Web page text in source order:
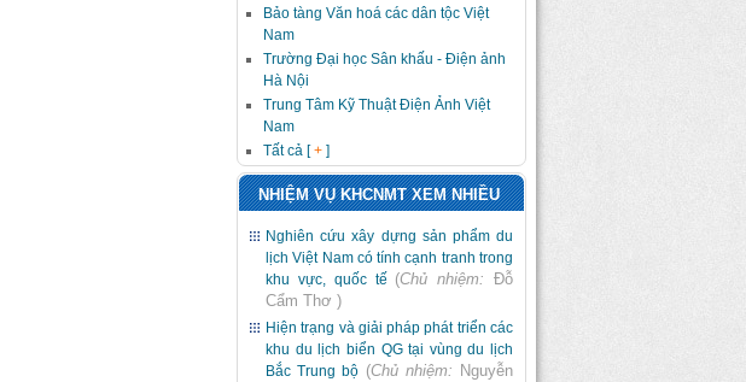
Bảo tàng Văn hoá các dân tộc Việt
Nam
Trường Đại học Sân khấu - Điện ảnh
Hà Nội
Trung Tâm Kỹ Thuật Điện Ảnh Việt
Nam
Tất cả [+ ]
NHIỆM VỤ KHCNMT XEM NHIỀU
Nghiên cứu xây dựng sản phẩm du
lịch Việt Nam có tính cạnh tranh trong
khu vực, quốc tế (Chủ nhiệm:
Đỗ
Cẩm Thơ )
Hiện trạng và giải pháp phát triển các
khu du lịch biển QG tại vùng du lịch
Bắc Trung bộ (Chủ nhiệm: Nguyễn